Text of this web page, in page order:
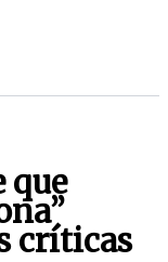
que
críticas